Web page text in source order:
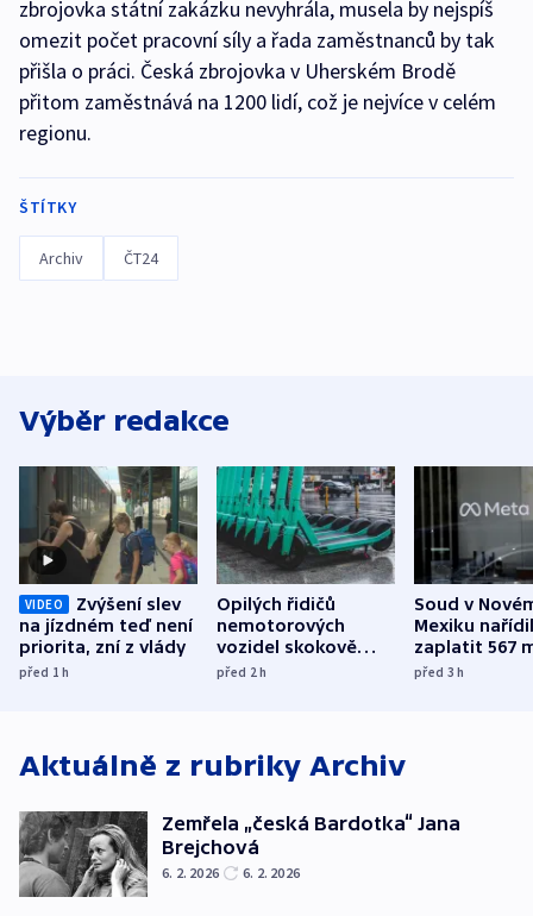
zbrojovka státní zakázku nevyhrála, musela by nejspíš
omezit počet pracovní síly a řada zaměstnanců by tak
přišla o práci. Česká zbrojovka v Uherském Brodě
přitom zaměstnává na 1200 lidí, což je nejvíce v celém
regionu.
ŠTÍTKY
Archiv ČT24
Výběr redakce
VIDEO
Zvýšení slev
na jízdném teď není
priorita, zní z vlády
před 1h
Opilých řidičů
nemotorových
vozidel skokově
přibylo, nejvíc ve
před 2h
Soud v
Mexiku
zaplatit 567
dolarů kvůli
před 3h
Aktuálně z rubriky Archiv
Zemřela „česká Bardotka“ Jana
Brejchová
6. 2. 2026 6. 2. 2026